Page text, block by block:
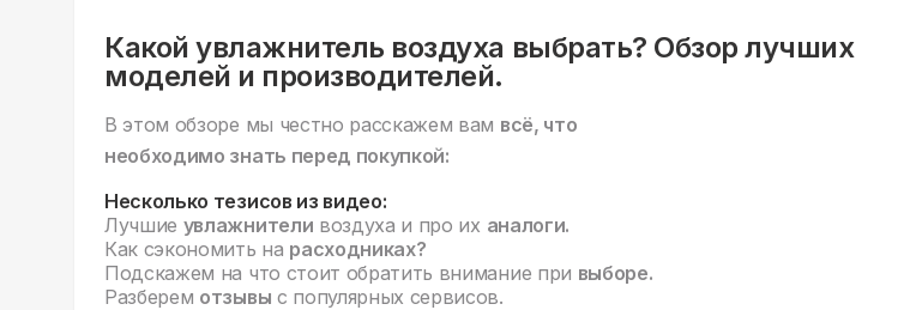
Какой увлажнитель воздуха выбрать? Обзор лучших
моделей и производителей.
В этом обзоре мы честно расскажем вам всё, что
необходимо знать перед покупкой:
Несколько тезисов из видео:
Лучшие увлажнители воздуха и про их аналоги.
Как сэкономить на расходниках?
Подскажем на что стоит обратить внимание при выборе.
Разберем отзывы с популярных сервисов.